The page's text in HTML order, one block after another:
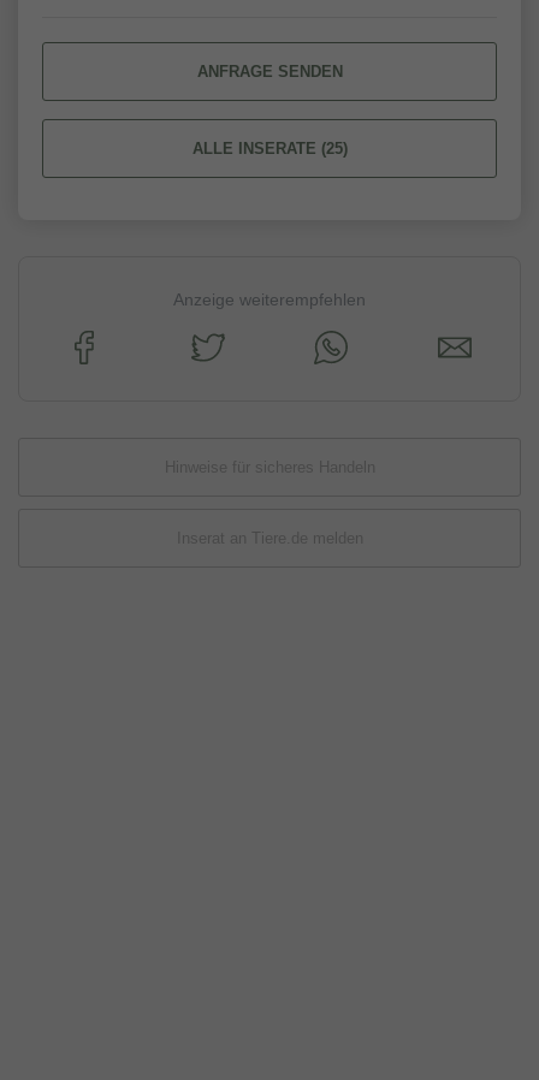
ANFRAGE SENDEN
ALLE INSERATE (25)
Anzeige weiterempfehlen
Hinweise für sicheres Handeln
Inserat an Tiere.de melden